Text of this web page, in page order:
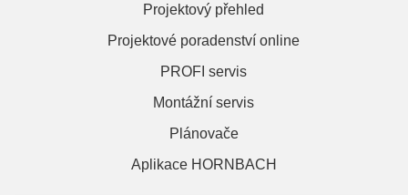
Projektový přehled
Projektové poradenství online
PROFI servis
Montážní servis
Plánovače
Aplikace HORNBACH